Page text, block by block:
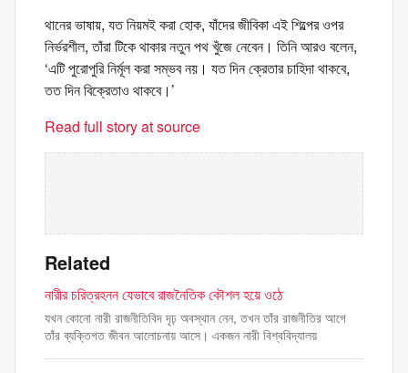
থানের ভাষায়, যত নিয়মই করা হোক, যাঁদের জীবিকা এই শিল্পের ওপর
নির্ভরশীল, তাঁরা টিকে থাকার নতুন পথ খুঁজে নেবেন। তিনি আরও বলেন,
‘এটি পুরোপুরি নির্মূল করা সম্ভব নয়। যত দিন ক্রেতার চাহিদা থাকবে,
তত দিন বিক্রেতাও থাকবে।’
Read full story at source
Related
নারীর চরিত্রহনন যেভাবে রাজনৈতিক কৌশল হয়ে ওঠে
যখন কোনো নারী রাজনীতিবিদ দৃঢ় অবস্থান নেন, তখন তাঁর রাজনীতির আগে
তাঁর ব্যক্তিগত জীবন আলোচনায় আসে। একজন নারী বিশ্ববিদ্যালয়